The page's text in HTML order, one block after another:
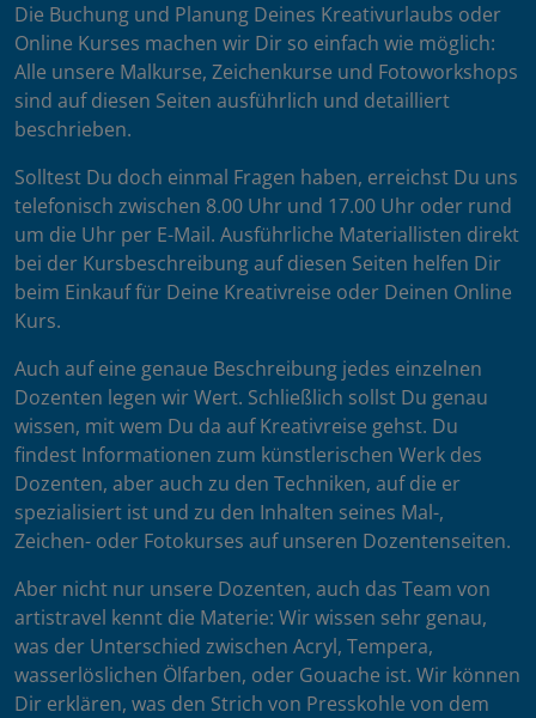
Die Buchung und Planung Deines Kreativurlaubs oder
Online Kurses machen wir Dir so einfach wie möglich:
Alle unsere Malkurse, Zeichenkurse und Fotoworkshops
sind auf diesen Seiten ausführlich und detailliert
beschrieben.
Solltest Du doch einmal Fragen haben, erreichst Du uns
telefonisch zwischen 8.00 Uhr und 17.00 Uhr oder rund
um die Uhr per E-Mail. Ausführliche Materiallisten direkt
bei der Kursbeschreibung auf diesen Seiten helfen Dir
beim Einkauf für Deine Kreativreise oder Deinen Online
Kurs.
Auch auf eine genaue Beschreibung jedes einzelnen
Dozenten legen wir Wert. Schließlich sollst Du genau
wissen, mit wem Du da auf Kreativreise gehst. Du
findest Informationen zum künstlerischen Werk des
Dozenten, aber auch zu den Techniken, auf die er
spezialisiert ist und zu den Inhalten seines Mal-,
Zeichen- oder Fotokurses auf unseren Dozentenseiten.
Aber nicht nur unsere Dozenten, auch das Team von
artistravel kennt die Materie: Wir wissen sehr genau,
was der Unterschied zwischen Acryl, Tempera,
wasserlöslichen Ölfarben, oder Gouache ist. Wir können
Dir erklären, was den Strich von Presskohle von dem